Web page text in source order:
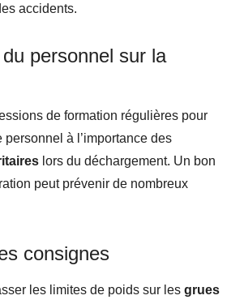
accidents.
personnel sur la
de formation régulières pour
à l’importance des
lors du déchargement. Un bon
peut prévenir de nombreux
consignes
les limites de poids sur les grues